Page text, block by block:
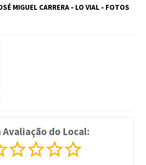
MIGUEL CARRERA - LO VIAL - FOTOS
Avaliação do Local: